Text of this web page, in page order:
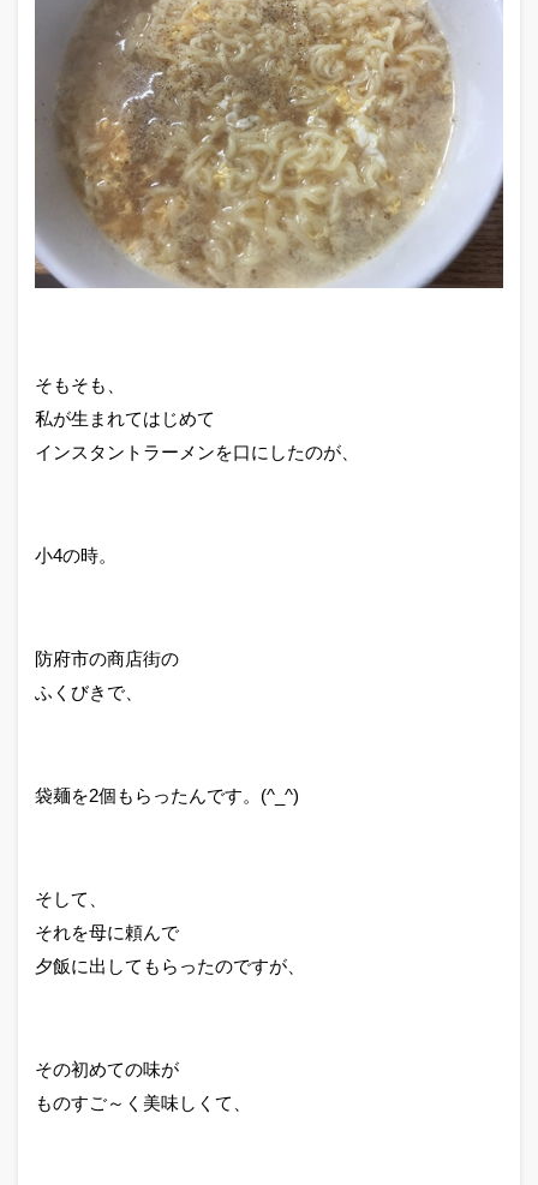
そもそも、
私が生まれてはじめて
インスタントラーメンを口にしたのが、
小4の時。
防府市の商店街の
ふくびきで、
袋麺を2個もらったんです。(^_^)
そして、
それを母に頼んで
夕飯に出してもらったのですが、
その初めての味が
ものすご～く美味しくて、